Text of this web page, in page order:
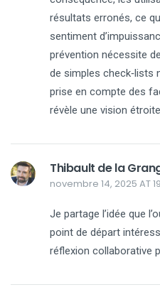
résultats erronés, ce
sentiment
prévention nécessite
de simples check‑lists
prise en compte des
révèle une vision
Thibault de la
novembre 14, 2025 AT
Je partage l’idée que
point de départ
réflexion collaborative